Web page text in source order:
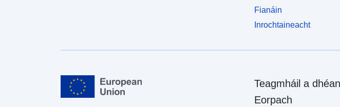
Fianáin
Inrochtaineacht
Teagmháil a
Eorpach